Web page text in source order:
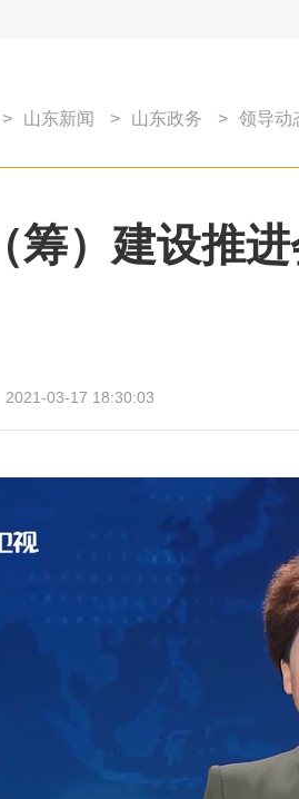
> 山东新闻 > 山东政务 > 领导动
筹）建设推
2021-03-17 18:30:03